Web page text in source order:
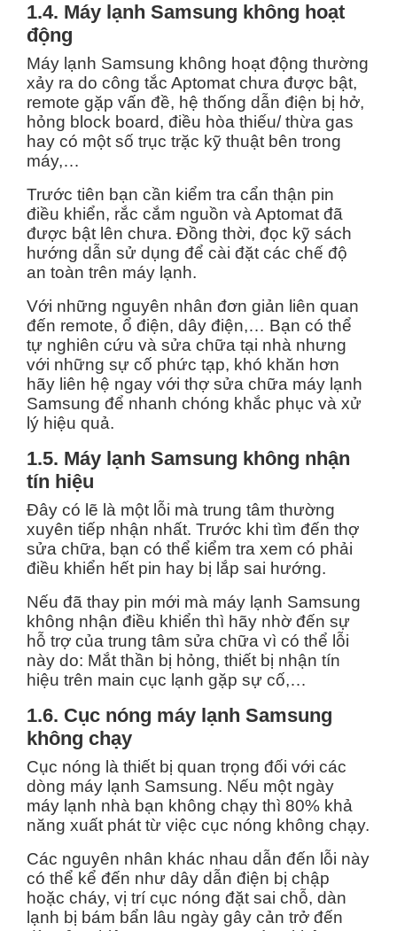
1.4. Máy lạnh Samsung không hoạt
động
Máy lạnh Samsung không hoạt động thường
xảy ra do công tắc Aptomat chưa được bật,
remote gặp vấn đề, hệ thống dẫn điện bị hở,
hỏng block board, điều hòa thiếu/ thừa gas
hay có một số trục trặc kỹ thuật bên trong
máy,…
Trước tiên bạn cần kiểm tra cẩn thận pin
điều khiển, rắc cắm nguồn và Aptomat đã
được bật lên chưa. Đồng thời, đọc kỹ sách
hướng dẫn sử dụng để cài đặt các chế độ
an toàn trên máy lạnh.
Với những nguyên nhân đơn giản liên quan
đến remote, ổ điện, dây điện,… Bạn có thể
tự nghiên cứu và sửa chữa tại nhà nhưng
với những sự cố phức tạp, khó khăn hơn
hãy liên hệ ngay với thợ sửa chữa máy lạnh
Samsung để nhanh chóng khắc phục và xử
lý hiệu quả.
1.5. Máy lạnh Samsung không nhận
tín hiệu
Đây có lẽ là một lỗi mà trung tâm thường
xuyên tiếp nhận nhất. Trước khi tìm đến thợ
sửa chữa, bạn có thể kiểm tra xem có phải
điều khiển hết pin hay bị lắp sai hướng.
Nếu đã thay pin mới mà máy lạnh Samsung
không nhận điều khiển thì hãy nhờ đến sự
hỗ trợ của trung tâm sửa chữa vì có thể lỗi
này do: Mắt thần bị hỏng, thiết bị nhận tín
hiệu trên main cục lạnh gặp sự cố,…
1.6. Cục nóng máy lạnh Samsung
không chạy
Cục nóng là thiết bị quan trọng đối với các
dòng máy lạnh Samsung. Nếu một ngày
máy lạnh nhà bạn không chạy thì 80% khả
năng xuất phát từ việc cục nóng không chạy.
Các nguyên nhân khác nhau dẫn đến lỗi này
có thể kể đến như dây dẫn điện bị chập
hoặc cháy, vị trí cục nóng đặt sai chỗ, dàn
lạnh bị bám bẩn lâu ngày gây cản trở đến